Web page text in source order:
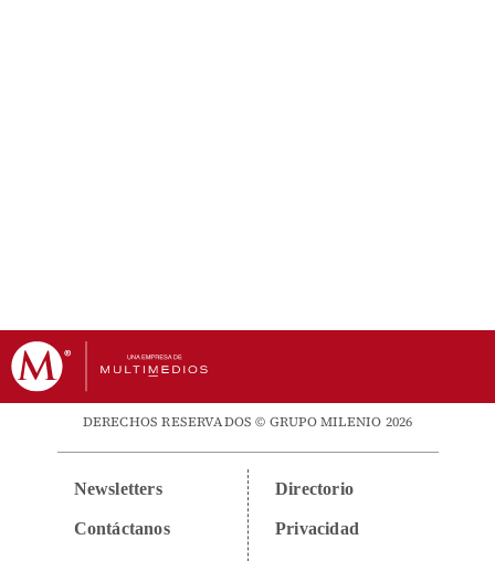
DERECHOS RESERVADOS © GRUPO MILENIO 2026
Newsletters
Contáctanos
Directorio
Privacidad